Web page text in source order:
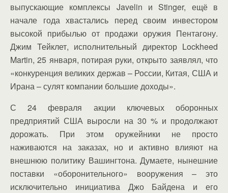
выпускающие комплексы Javelin и Stinger, ещё в
начале года хвастались перед своим инвестором
высокой прибылью от продажи оружия Пентагону.
Джим Тейклет, исполнительный директор Lockheed
Martin, 25 января, потирая руки, открыто заявлял, что
«конкуренция великих держав – России, Китая, США и
Ирана – сулят компании большие доходы».
С 24 февраля акции ключевых оборонных
предприятий США выросли на 30 % и продолжают
дорожать. При этом оружейники не просто
наживаются на заказах, но и активно влияют на
внешнюю политику Вашингтона. Думаете, нынешние
поставки «оборонительного» вооружения – это
исключительно инициатива Джо Байдена и его